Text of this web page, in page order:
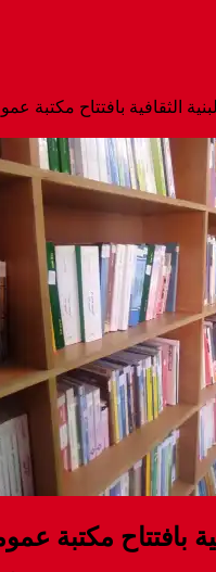
الثقافية بافتتاح مكتبة
بافتتاح مكتبة